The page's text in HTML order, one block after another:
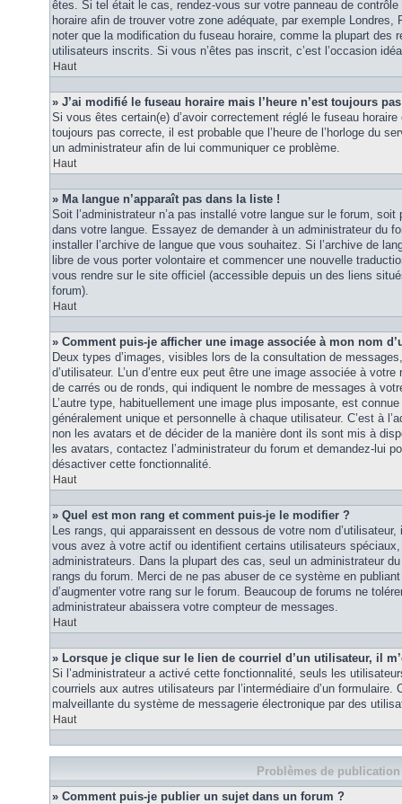
êtes. Si tel était le cas, rendez-vous sur votre panneau de
horaire afin de trouver votre zone adéquate, par exemple
noter que la modification du fuseau horaire, comme la plupart des
utilisateurs inscrits. Si vous n’êtes pas inscrit, c’est l’occasion
Haut
» J’ai modifié le fuseau horaire mais l’heure n’est toujours
Si vous êtes certain(e) d’avoir correctement réglé le fuseau horaire
toujours pas correcte, il est probable que l’heure de l’horloge du
un administrateur afin de lui communiquer ce problème.
Haut
» Ma langue n’apparaît pas dans la liste !
Soit l’administrateur n’a pas installé votre langue sur le forum, soit
dans votre langue. Essayez de demander à un administrateur du
installer l’archive de langue que vous souhaitez. Si l’archive de
libre de vous porter volontaire et commencer une nouvelle
vous rendre sur le site officiel (accessible depuis un des liens
forum).
Haut
» Comment puis-je afficher une image associée à mon nom
Deux types d’images, visibles lors de la consultation de
d’utilisateur. L’un d’entre eux peut être une image associée à
de carrés ou de ronds, qui indiquent le nombre de messages à
L’autre type, habituellement une image plus imposante, est
généralement unique et personnelle à chaque utilisateur. C’est à
non les avatars et de décider de la manière dont ils sont mis à
les avatars, contactez l’administrateur du forum et demandez-lui
désactiver cette fonctionnalité.
Haut
» Quel est mon rang et comment puis-je le modifier ?
Les rangs, qui apparaissent en dessous de votre nom
vous avez à votre actif ou identifient certains utilisateurs
administrateurs. Dans la plupart des cas, seul un administrateur
rangs du forum. Merci de ne pas abuser de ce système en
d’augmenter votre rang sur le forum. Beaucoup de forums ne
administrateur abaissera votre compteur de messages.
Haut
» Lorsque je clique sur le lien de courriel d’un utilisateur, il
Si l’administrateur a activé cette fonctionnalité, seuls les
courriels aux autres utilisateurs par l’intermédiaire d’un formulaire.
malveillante du système de messagerie électronique par des
Haut
Problèmes de publication
» Comment puis-je publier un sujet dans un forum ?